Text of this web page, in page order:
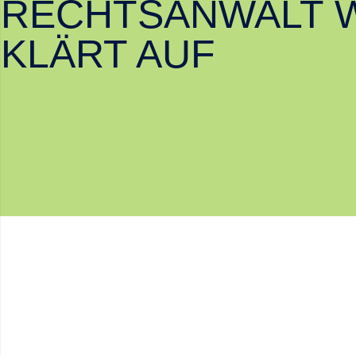
RECHTSANWALT
KLÄRT AUF